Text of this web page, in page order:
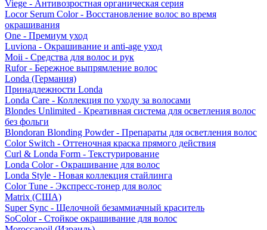
Viege - Антивозростная органическая серия
Locor Serum Color - Восстановление волос во время
окрашивания
One - Премиум уход
Luviona - Окрашивание и anti-age уход
Moii - Средства для волос и рук
Rufor - Бережное выпрямление волос
Londa (Германия)
Принадлежности Londa
Londa Care - Коллекция по уходу за волосами
Blondes Unlimited - Креативная система для осветления волос
без фольги
Blondoran Blonding Powder - Препараты для осветления волос
Color Switch - Оттеночная краска прямого действия
Curl & Londa Form - Текстурирование
Londa Color - Окрашивание для волос
Londa Style - Новая коллекция стайлинга
Color Tune - Экспресс-тонер для волос
Matrix (США)
Super Sync - Щелочной безаммиачный краситель
SoColor - Стойкое окрашивание для волос